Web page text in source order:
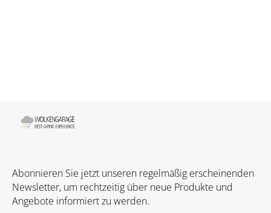
Abonnieren Sie jetzt unseren regelmäßig erscheinenden
Newsletter, um rechtzeitig über neue Produkte und
Angebote informiert zu werden.